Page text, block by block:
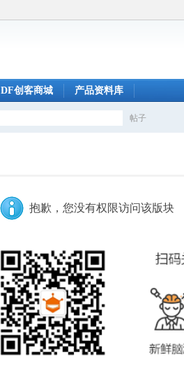
DF创客商城 产品资料库
帖子
抱歉，您没有权限访问该版块